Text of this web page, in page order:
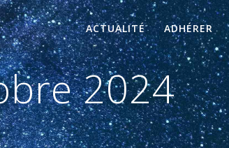
ACTUALITÉ ADHÉRER
2024